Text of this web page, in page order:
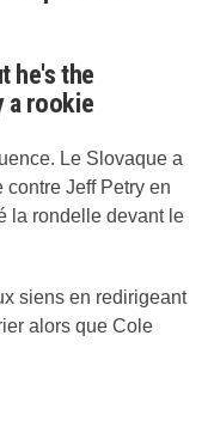
he's the
a rookie
January 9, 2026
Le Slovaque a
Jeff Petry en
la rondelle devant le
siens en redirigeant
alors que Cole